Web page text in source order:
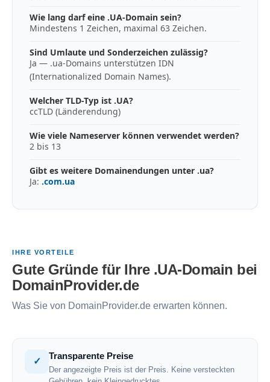
Wie lang darf eine .UA-Domain sein?
Mindestens 1 Zeichen, maximal 63 Zeichen.
Sind Umlaute und Sonderzeichen zulässig?
Ja — .ua-Domains unterstützen IDN
(Internationalized Domain Names).
Welcher TLD-Typ ist .UA?
ccTLD (Länderendung)
Wie viele Nameserver können verwendet werden?
2 bis 13
Gibt es weitere Domainendungen unter .ua?
Ja: .com.ua
IHRE VORTEILE
Gute Gründe für Ihre .UA-Domain bei
DomainProvider.de
Was Sie von DomainProvider.de erwarten können.
✓
Transparente Preise
Der angezeigte Preis ist der Preis. Keine versteckten